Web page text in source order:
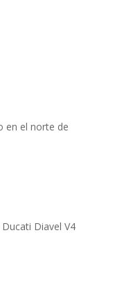
en el norte de
Diavel V4